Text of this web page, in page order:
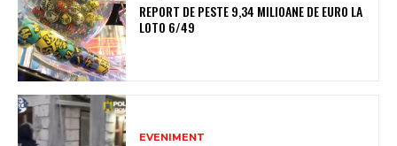
REPORT DE PESTE 9,34 MILIOANE DE EURO LA
LOTO 6/49
EVENIMENT